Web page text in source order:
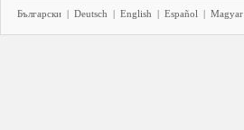
Български | Deutsch | English | Español | Magyar